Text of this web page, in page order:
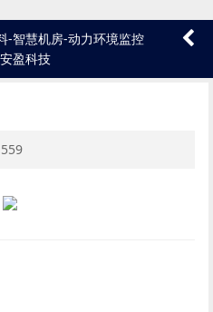
-智慧机房-动力环境监控
盈科技
559